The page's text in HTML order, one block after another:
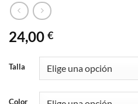
24,00 €
Talla
Color